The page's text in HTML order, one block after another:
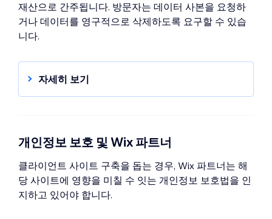
재산으로 간주됩니다. 방문자는 데이터 사본을 요청하
거나 데이터를 영구적으로 삭제하도록 요구할 수 있습
니다.
자세히 보기
개인정보 및 고객 데이터
개인정보 보호 및 Wix 파트너
클라이언트 사이트 구축을 돕는 경우, Wix 파트너는 해
당 사이트에 영향을 미칠 수 잇는 개인정보 보호법을 인
지하고 있어야 합니다.